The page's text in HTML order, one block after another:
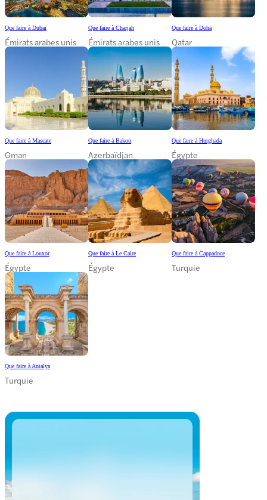
Que faire à Dubaï
Émirats arabes unis
Que faire à Charjah
Émirats arabes unis
Que faire à Doha
Qatar
Que faire à Mascate
Oman
Que faire à Bakou
Azerbaïdjan
Que faire à Hurghada
Égypte
Que faire à Louxor
Égypte
Que faire à Le Caire
Égypte
Que faire à Cappadoce
Turquie
Que faire à Antalya
Turquie